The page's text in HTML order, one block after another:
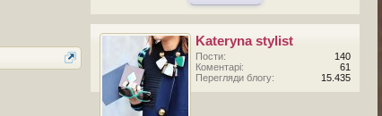
Kateryna stylist
Пости:
140
Коментарі:
61
Перегляди блогу:
15.435